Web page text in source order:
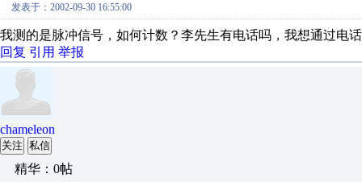
发表于：2002-09-30 16:55:00
我测的是脉冲信号，如何计数？李先生有电话吗，我想通过电
回复 引用 举报
chameleon
关注 私信
精华：0帖